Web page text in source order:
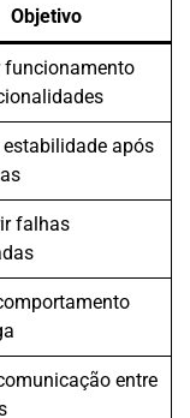
Objetivo
funcionamento
estabilidade após
falhas
entre